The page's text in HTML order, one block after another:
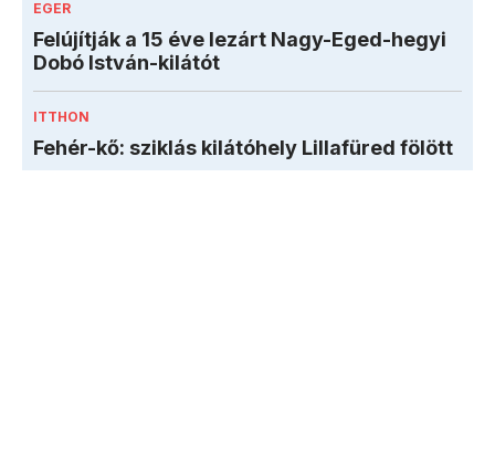
EGER
Felújítják a 15 éve lezárt Nagy-Eged-hegyi
Dobó István-kilátót
ITTHON
Fehér-kő: sziklás kilátóhely Lillafüred fölött